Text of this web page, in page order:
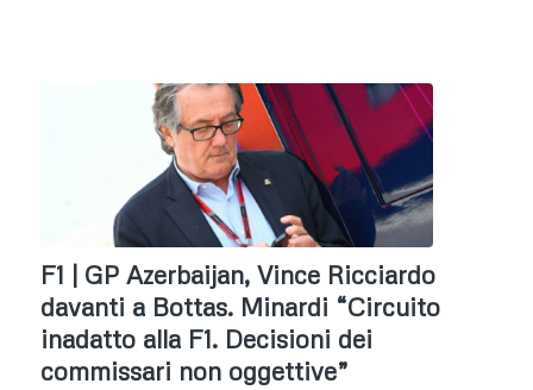
F1 | GP Azerbaijan, Vince Ricciardo
davanti a Bottas. Minardi “Circuito
inadatto alla F1. Decisioni dei
commissari non oggettive”